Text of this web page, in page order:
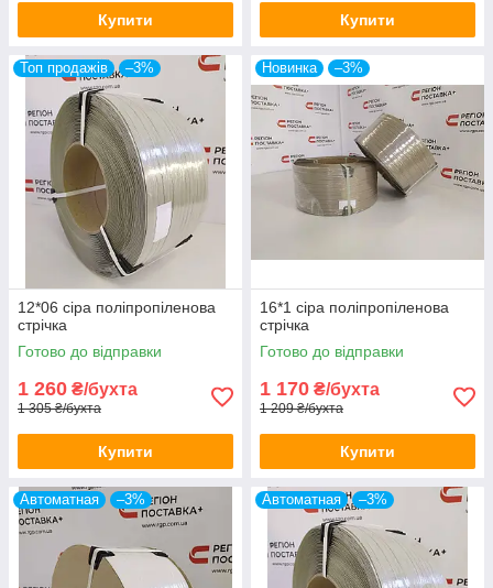
Купити Купити
Топ продажів –3%
12*06 сіра поліпропіленова
стрічка
Готово до відправки
1 260 ₴/бухта
1 305 ₴/бухта
Купити
Новинка –3%
16*1 сіра поліпропіленова
стрічка
Готово до відправки
1 170 ₴/бухта
1 209 ₴/бухта
Купити
Автоматная –3% Автоматная –3%